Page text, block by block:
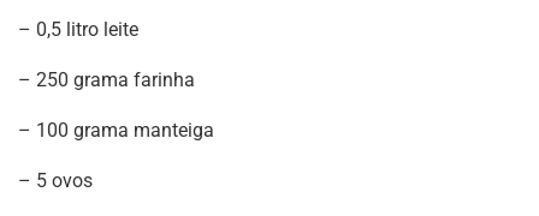
– 0,5 litro leite
– 250 grama farinha
– 100 grama manteiga
– 5 ovos